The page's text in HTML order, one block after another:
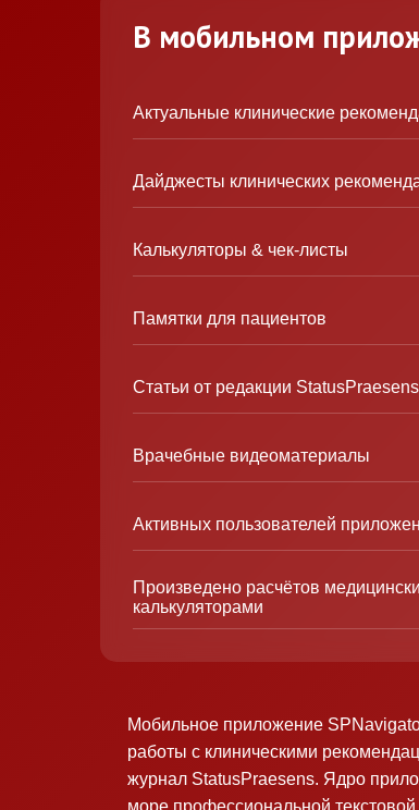
В мобильном
Актуальные клинические
Дайджесты клинических
Калькуляторы & чек-листы
Памятки для пациентов
Статьи от редакции StatusPraesens
Врачебные видеоматериалы
Активных пользователей
Произведено расчётов
калькуляторами
Мобильное приложение
работы с клиническими
журнал StatusPraesens. Ядро